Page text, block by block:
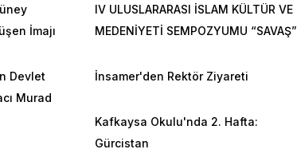
İmajı
Devlet
Murad
IV ULUSLARARASI İSLAM KÜLTÜR VE
MEDENİYETİ SEMPOZYUMU “SAVAŞ”
İnsamer'den Rektör Ziyareti
Kafkaysa Okulu'nda 2. Hafta:
Gürcistan